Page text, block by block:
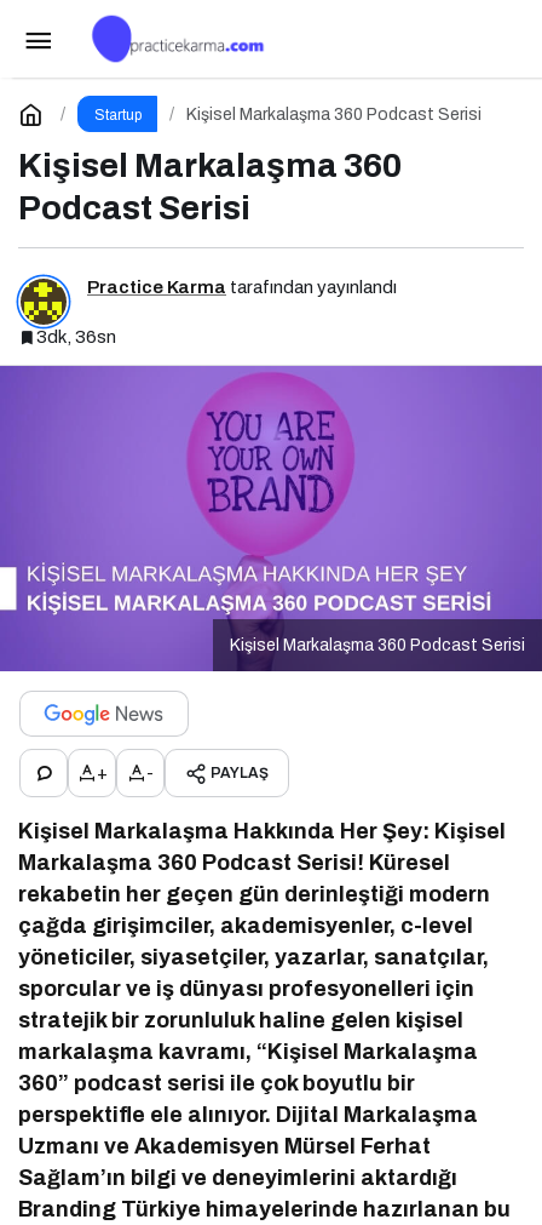
Startup Kişisel Markalaşma 360 Podcast Serisi
Kişisel Markalaşma 360
Podcast Serisi
Practice Karma tarafından yayınlandı
3dk, 36sn
Kişisel Markalaşma 360 Podcast Serisi
+ - PAYLAŞ
Kişisel Markalaşma Hakkında Her Şey: Kişisel
Markalaşma 360 Podcast Serisi! Küresel
rekabetin her geçen gün derinleştiği modern
çağda girişimciler, akademisyenler, c-level
yöneticiler, siyasetçiler, yazarlar, sanatçılar,
sporcular ve iş dünyası profesyonelleri için
stratejik bir zorunluluk haline gelen kişisel
markalaşma kavramı, “Kişisel Markalaşma
360” podcast serisi ile çok boyutlu bir
perspektifle ele alınıyor. Dijital Markalaşma
Uzmanı ve Akademisyen Mürsel Ferhat
Sağlam’ın bilgi ve deneyimlerini aktardığı
Branding Türkiye himayelerinde hazırlanan bu
Türkiye’nin Dijital Geleceği: Yapay Zeka
Çağında “BİLGE” Hamlesi
Yorum Yap